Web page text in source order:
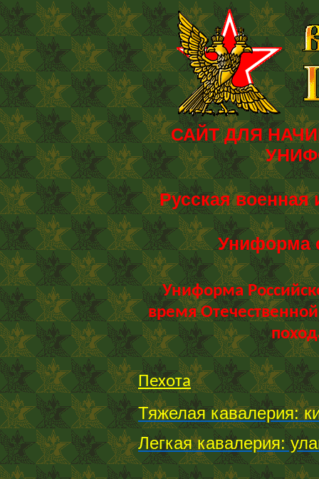
САЙТ ДЛЯ
Русская
Униформа
Униформа
время
Пехота
Тяжелая кавалерия:
Легкая кавалерия: